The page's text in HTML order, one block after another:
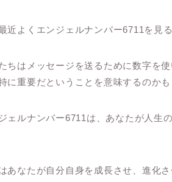
近よくエンジェルナンバー6711を見
ちはメッセージを送るために数字を
に重要だということを意味するのかも
ェルナンバー6711は、あなたが人生
あなたが自分自身を成長させ、進化